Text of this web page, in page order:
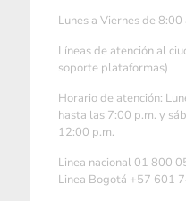
Lunes a Viernes de
Líneas de atención al
soporte plataformas)
Horario de atención:
hasta las 7:00 p.m. y
12:00 p.m.
Linea nacional 01 800
Linea Bogotá +57 601